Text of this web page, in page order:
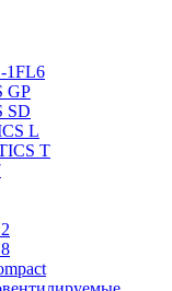
1FL6
GP
SD
L
T